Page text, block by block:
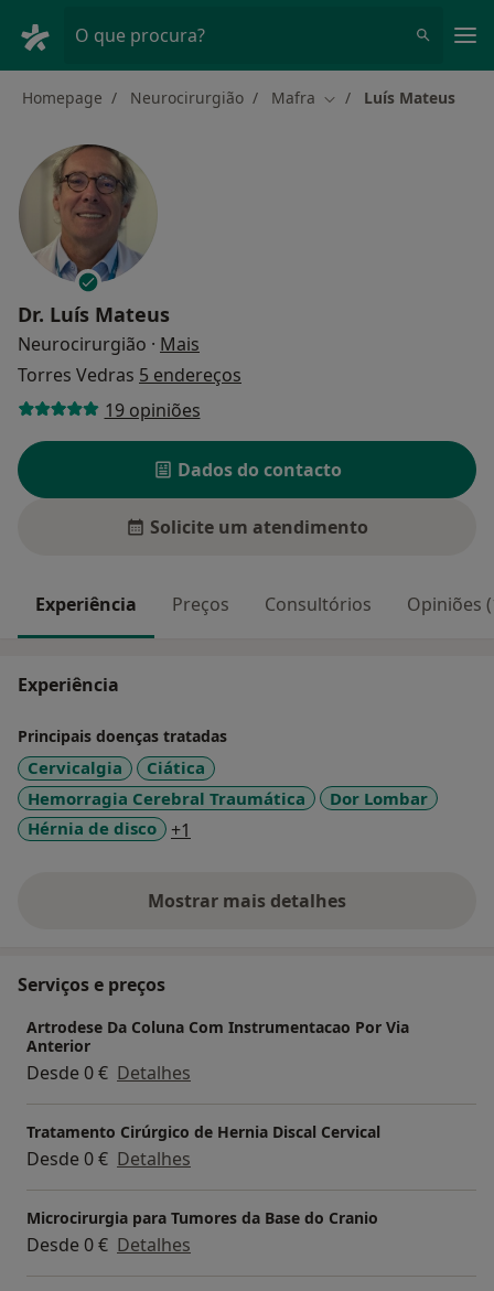
O que procura?
Homepage Neurocirurgião Mafra Mudar de cidade
Luís Mateus
Dr. Luís Mateus
Neurocirurgião · Mais
Torres Vedras 5 endereços
19 opiniões
Dados do contacto
Solicite um atendimento
Experiência Preços Consultórios Opiniões
Experiência
Principais doenças tratadas
Cervicalgia
Ciática
Hemorragia Cerebral Traumática
Dor Lombar
Hérnia de disco
+1
Mostrar mais detalhes
sobre a experiência
Serviços e preços
Artrodese Da Coluna Com Instrumentacao Por Via
Anterior
Desde 0 € Detalhes
Tratamento Cirúrgico de Hernia Discal Cervical
Desde 0 € Detalhes
Microcirurgia para Tumores da Base do Cranio
Desde 0 € Detalhes